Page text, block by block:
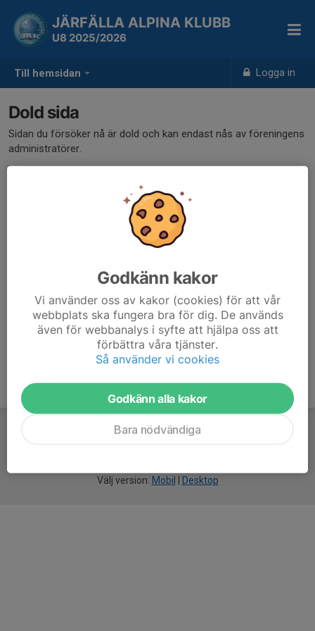
Till hemsidan Logga in
JÄRFÄLLA ALPINA KLUBB
U8 2025/2026
Dold sida
Sidan du försöker nå är dold och kan endast nås av föreningens
administratörer.
Välj version: Mobil Desktop
Godkänn kakor
Vi använder oss av kakor (cookies) för att vår
webbplats ska fungera bra för dig. De används
även för webbanalys i syfte att hjälpa oss att
förbättra våra tjänster.
Så använder vi cookies
Godkänn alla kakor
Bara nödvändiga